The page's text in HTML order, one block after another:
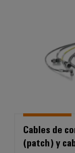
Cables de
(patch) y